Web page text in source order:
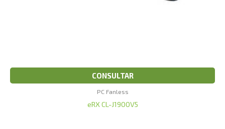
CONSULTAR
PC Fanless
eRX CL-J1900V5